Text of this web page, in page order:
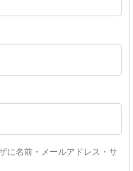
に名前・メールアドレス・サ